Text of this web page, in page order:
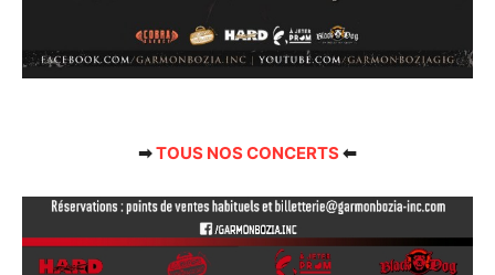
➡TOUS NOS CONCERTS⬅